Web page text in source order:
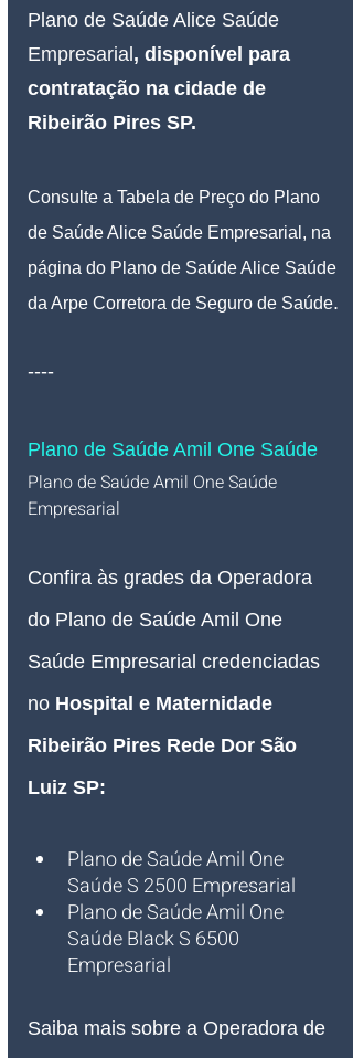
Plano de Saúde Alice Saúde
Empresarial , disponível para
contratação na cidade de
Ribeirão Pires SP.
Consulte a Tabela de Preço do Plano
de Saúde Alice Saúde Empresarial, na
página do Plano de Saúde Alice Saúde
da Arpe Corretora de Seguro de Saúde.
----
Plano de Saúde Amil One Saúde
Plano de Saúde Amil One Saúde
Empresarial
Confira às grades da Operadora
do Plano de Saúde Amil One
Saúde Empresarial credenciadas
no Hospital e Maternidade
Ribeirão Pires Rede Dor São
Luiz SP:
Plano de Saúde Amil One
Saúde S 2500 Empresarial
Plano de Saúde Amil One
Saúde Black S 6500
Empresarial
Saiba mais sobre a Operadora de